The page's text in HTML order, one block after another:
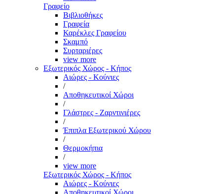
Γραφείο
Βιβλιοθήκες
Γραφεία
Καρέκλες Γραφείου
Σκαμπό
Συρταριέρες
view more
Εξωτερικός Χώρος - Κήπος
Αιώρες - Κούνιες
/
Αποθηκευτικοί Χώροι
/
Γλάστρες - Ζαρντινιέρες
/
Έπιπλα Εξωτερικού Χώρου
/
Θερμοκήπια
/
view more
Εξωτερικός Χώρος - Κήπος
Αιώρες - Κούνιες
Αποθηκευτικοί Χώροι